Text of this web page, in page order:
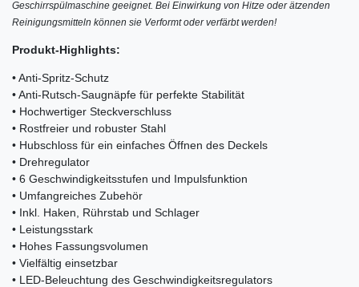
Geschirrspülmaschine geeignet. Bei Einwirkung von Hitze oder ätzenden
Reinigungsmitteln können sie Verformt oder verfärbt werden!
Produkt-Highlights:
• Anti-Spritz-Schutz
• Anti-Rutsch-Saugnäpfe für perfekte Stabilität
• Hochwertiger Steckverschluss
• Rostfreier und robuster Stahl
• Hubschloss für ein einfaches Öffnen des Deckels
• Drehregulator
• 6 Geschwindigkeitsstufen und Impulsfunktion
• Umfangreiches Zubehör
• Inkl. Haken, Rührstab und Schlager
• Leistungsstark
• Hohes Fassungsvolumen
• Vielfältig einsetzbar
• LED-Beleuchtung des Geschwindigkeitsregulators